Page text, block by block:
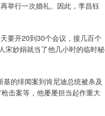
举行一次婚礼。因此，李昌钰
要开20到30个会议，接几百个
宋妙娟就当了他几小时的临时秘
的绯闻案到肯尼迪总统被杀及
枪击案等，他屡屡担当起作重大